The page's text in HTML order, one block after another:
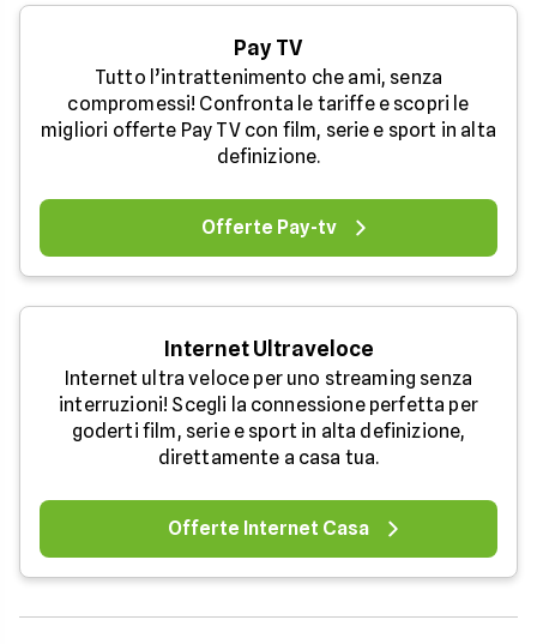
Pay TV
Tutto l’intrattenimento che ami, senza
compromessi! Confronta le tariffe e scopri le
migliori offerte Pay TV con film, serie e sport in alta
definizione.
Offerte Pay-tv
Internet Ultraveloce
Internet ultra veloce per uno streaming senza
interruzioni! Scegli la connessione perfetta per
goderti film, serie e sport in alta definizione,
direttamente a casa tua.
Offerte Internet Casa